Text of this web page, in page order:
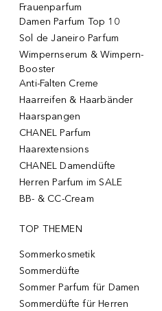
Frauenparfum
Damen Parfum Top 10
Sol de Janeiro Parfum
Wimpernserum & Wimpern-
Booster
Anti-Falten Creme
Haarreifen & Haarbänder
Haarspangen
CHANEL Parfum
Haarextensions
CHANEL Damendüfte
Herren Parfum im SALE
BB- & CC-Cream
TOP THEMEN
Sommerkosmetik
Sommerdüfte
Sommer Parfum für Damen
Sommerdüfte für Herren